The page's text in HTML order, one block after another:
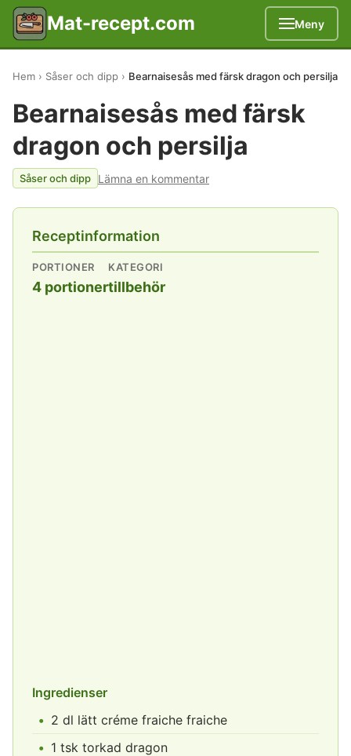
Mat-recept.com Meny
Hem Såser och dipp Bearnaisesås med färsk dragon och persilja
Bearnaisesås med färsk
dragon och persilja
Såser och dipp Lämna en kommentar
Receptinformation
PORTIONER
4 portioner
KATEGORI
tillbehör
Ingredienser
2 dl lätt créme fraiche fraiche
1 tsk torkad dragon